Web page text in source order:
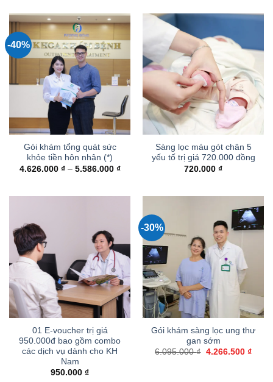
đến
4.269.000 ₫
-40%
Gói khám tổng quát sức
khỏe tiền hôn nhân (*)
4.626.000 ₫ – 5.586.000 ₫Khoảng
Sàng lọc máu gót chân 5
yếu tố trị giá 720.000 đồng
720.000 ₫
01 E-voucher trị giá
950.000đ bao gồm combo
các dịch vụ dành cho KH
Nam
950.000 ₫
-30%
Gói khám sàng lọc ung thư
gan sớm
6.095.000₫ Giá
4.266.500 ₫Giá